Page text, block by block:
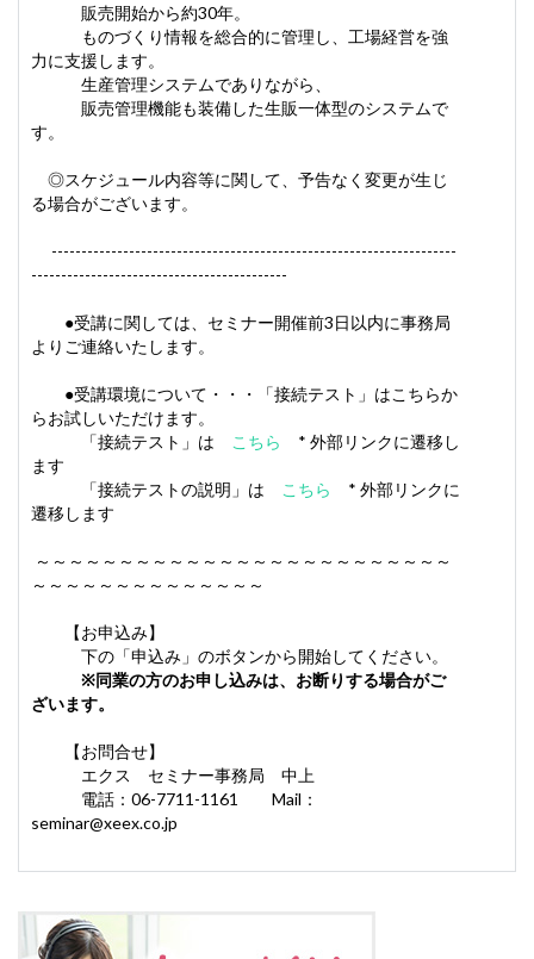
販売開始から約30年。
ものづくり情報を総合的に管理し、工場経営を強
力に支援します。
生産管理システムでありながら、
販売管理機能も装備した生販一体型のシステムで
す。
◎スケジュール内容等に関して、予告なく変更が生じ
る場合がございます。
--------------------------------------------------------------------
-------------------------------------------
●受講に関しては、セミナー開催前3日以内に事務局
よりご連絡いたします。
●受講環境について・・・「接続テスト」はこちらか
らお試しいただけます。
「接続テスト」は
こちら
* 外部リンクに遷移し
ます
「接続テストの説明」は
こちら
* 外部リンクに
遷移します
～～～～～～～～～～～～～～～～～～～～～～～～～
～～～～～～～～～～～～～～
【お申込み】
下の「申込み」のボタンから開始してください。
※同業の方のお申し込みは、お断りする場合がご
ざいます。
【お問合せ】
エクス セミナー事務局 中上
電話：06-7711-1161 Mail：
seminar@xeex.co.jp